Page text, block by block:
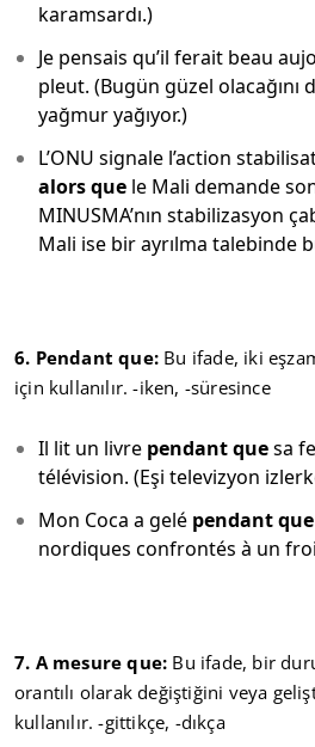
karamsardı.)
Je pensais qu’il ferait beau
pleut. (Bugün güzel
yağmur yağıyor.)
L’ONU signale l’action
alors que le Mali demande
MINUSMA’nın stabilizasyon
Mali ise bir ayrılma talebinde
6. Pendant que: Bu ifade, iki
için kullanılır. -iken, -süresince
Il lit un livre pendant quesa
télévision. (Eşi televizyon
Mon Coca a gelé pendant que
nordiques confrontés à un
7. A mesure que: Bu ifade, bir
orantılı olarak değiştiğini veya
kullanılır. -gittikçe, -dıkça